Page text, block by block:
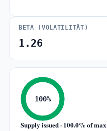
BETA (VOLATILITÄT)
1.26
100%
Supply issued · 100.0% of max